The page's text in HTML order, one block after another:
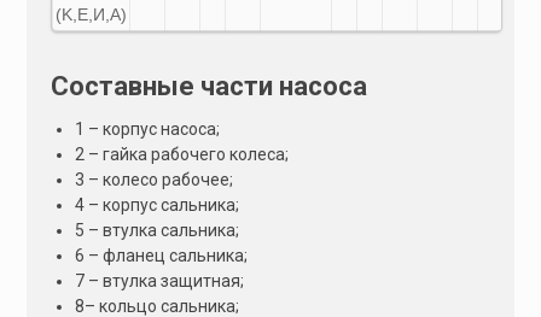
(K,E,И,A)
Составные части насоса
1 – корпус насоса;
2 – гайка рабочего колеса;
3 – колесо рабочее;
4 – корпус сальника;
5 – втулка сальника;
6 – фланец сальника;
7 – втулка защитная;
8– кольцо сальника;